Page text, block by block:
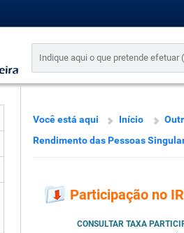
Você está aqui Início
Rendimento das Pessoas
Participação no
CONSULTAR TAXA